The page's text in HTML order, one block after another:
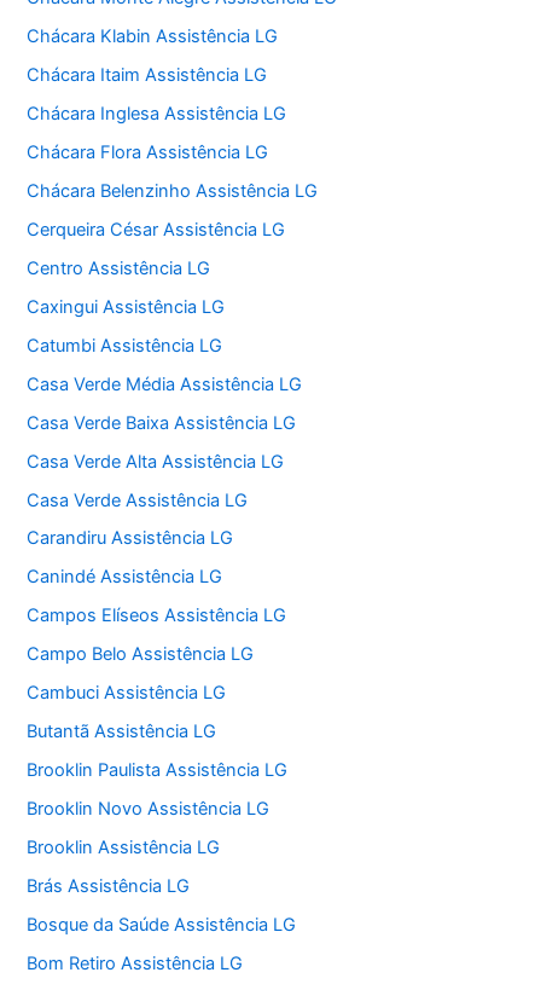
Chácara Klabin Assistência LG
Chácara Itaim Assistência LG
Chácara Inglesa Assistência LG
Chácara Flora Assistência LG
Chácara Belenzinho Assistência LG
Cerqueira César Assistência LG
Centro Assistência LG
Caxingui Assistência LG
Catumbi Assistência LG
Casa Verde Média Assistência LG
Casa Verde Baixa Assistência LG
Casa Verde Alta Assistência LG
Casa Verde Assistência LG
Carandiru Assistência LG
Canindé Assistência LG
Campos Elíseos Assistência LG
Campo Belo Assistência LG
Cambuci Assistência LG
Butantã Assistência LG
Brooklin Paulista Assistência LG
Brooklin Novo Assistência LG
Brooklin Assistência LG
Brás Assistência LG
Bosque da Saúde Assistência LG
Bom Retiro Assistência LG